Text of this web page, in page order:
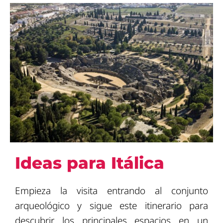
Ideas para Itálica
Empieza la visita entrando al conjunto
arqueológico y sigue este itinerario para